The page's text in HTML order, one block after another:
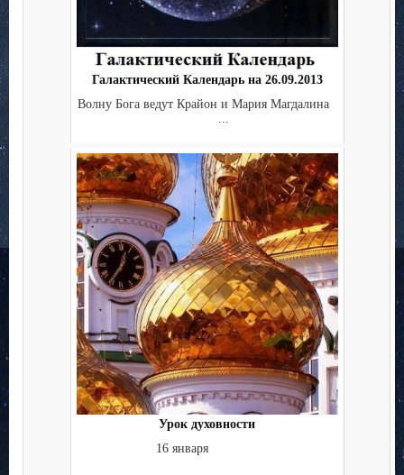
Галактический Календарь на 26.09.2013
Волну Бога ведут Крайон и Мария Магдалина
Урок духовности
16 января